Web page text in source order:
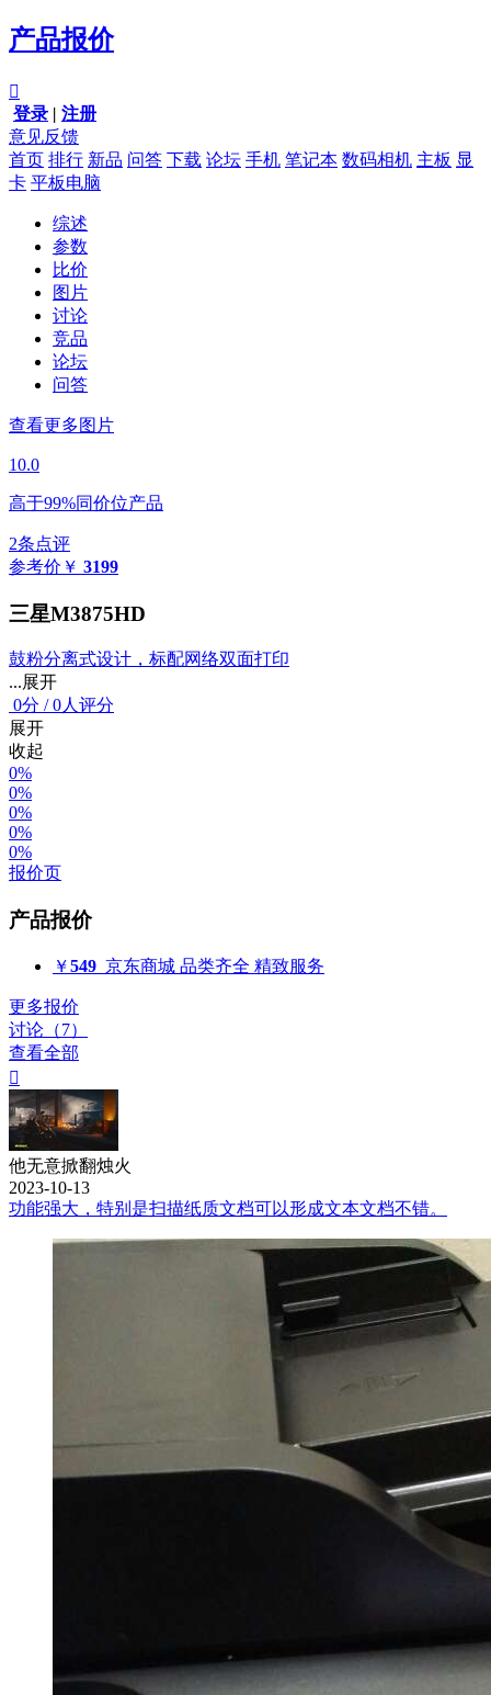
产品报价

登录 | 注册
意见反馈
首页 排行 新品 问答 下载 论坛 手机 笔记本 数码相机 主板 显
卡 平板电脑
综述
参数
比价
图片
讨论
竞品
论坛
问答
查看更多图片
10.0
高于99%同价位产品
2条点评
参考价 ￥ 3199
三星M3875HD
鼓粉分离式设计，标配网络双面打印
...展开
0分 /0人评分
展开
收起
0%
0%
0%
0%
0%
报价页
产品报价
￥549 京东商城 品类齐全 精致服务
更多报价
讨论（7）
查看全部

他无意掀翻烛火
2023-10-13
功能强大，特别是扫描纸质文档可以形成文本文档不错。